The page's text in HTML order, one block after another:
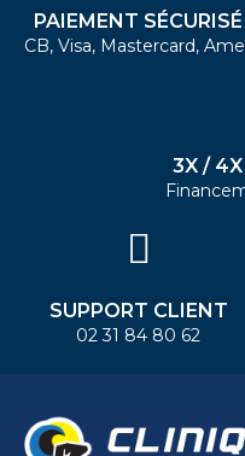
PAIEMENT SÉCURISÉ
CB, Visa, Mastercard,
3X / 4X
SUPPORT CLIENT
02 31 84 80 62